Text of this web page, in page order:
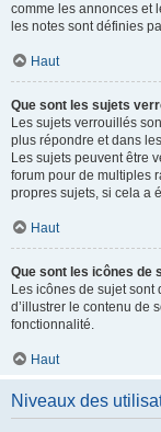
comme les annonces et
les notes sont définies
Haut
Que sont les sujets
Les sujets verrouillés
plus répondre et dans
Les sujets peuvent être
forum pour de multiples
propres sujets, si cela a
Haut
Que sont les icônes de
Les icônes de sujet sont
d’illustrer le contenu de
fonctionnalité.
Haut
Niveaux des